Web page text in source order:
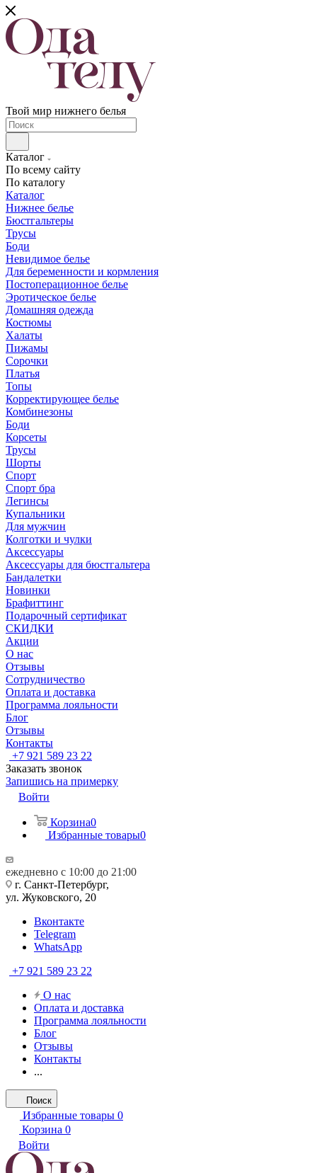
Твой мир нижнего белья
Каталог
По всему сайту
По каталогу
Каталог
Нижнее белье
Бюстгальтеры
Трусы
Боди
Невидимое белье
Для беременности и кормления
Постоперационное белье
Эротическое белье
Домашняя одежда
Костюмы
Халаты
Пижамы
Сорочки
Платья
Топы
Корректирующее белье
Комбинезоны
Боди
Корсеты
Трусы
Шорты
Спорт
Спорт бра
Легинсы
Купальники
Для мужчин
Колготки и чулки
Аксессуары
Аксессуары для бюстгальтера
Бандалетки
Новинки
Брафиттинг
Подарочный сертификат
СКИДКИ
Акции
О нас
Отзывы
Сотрудничество
Оплата и доставка
Программа лояльности
Блог
Отзывы
Контакты
+7 921 589 23 22
Заказать звонок
Запишись на примерку
Войти
Корзина0
Избранные товары0
ежедневно с 10:00 до 21:00
г. Санкт-Петербург,
ул. Жуковского, 20
Вконтакте
Telegram
WhatsApp
+7 921 589 23 22
О нас
Оплата и доставка
Программа лояльности
Блог
Отзывы
Контакты
...
Поиск
Избранные товары 0
Корзина 0
Войти